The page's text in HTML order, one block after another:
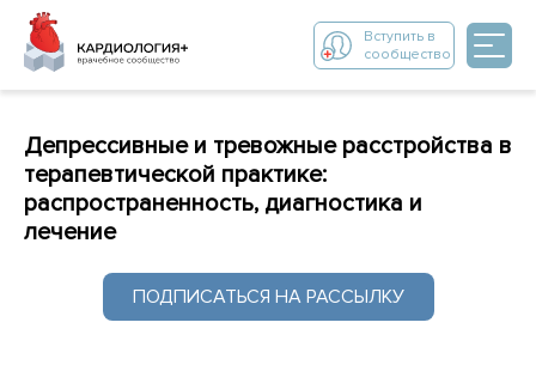
Вступить в
сообщество
Депрессивные и тревожные расстройства в
терапевтической практике:
распространенность, диагностика и
лечение
ПОДПИСАТЬСЯ НА РАССЫЛКУ